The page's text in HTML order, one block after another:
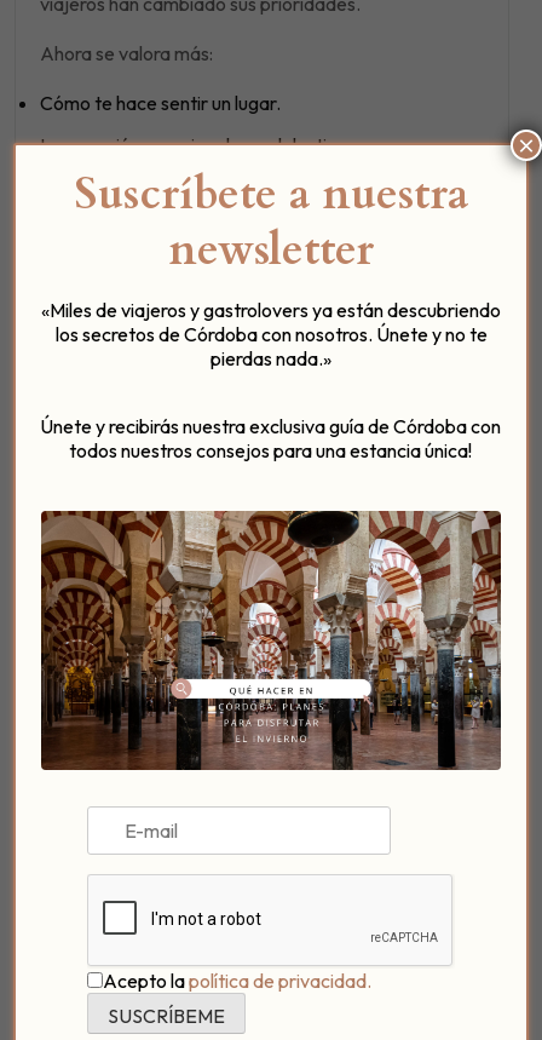
Ahora se valora más:
Cómo te hace sentir un lugar.
La conexión emocional con el destino.
Las experiencias pequeñas pero memorables.
El ritmo pausado.
Por eso los hoteles boutique funcionan tan bien en
experiencias gastronómicas.
viaje.
El auge de las
experiencias íntimas
en Córdoba
Además del alojamiento, muchos viajeros buscan hoy
Catas privadas, brunch tranquilos, cenas de pocas
mesas o actividades culturales en grupos pequeños
están sustituyendo poco a poco a las propuestas más
masivas.
En una ciudad tan emocional como Córdoba, estas
experiencias permiten conectar mucho más con la
Suscríbete a nuestra
newsletter
«Miles de viajeros y gastrolovers ya están descubriendo
los secretos de Córdoba con nosotros. Únete y no te
pierdas nada.»
Únete y recibirás nuestra exclusiva guía de Córdoba con
todos nuestros consejos para una estancia única!
Acepto lapolítica de privacidad.
×